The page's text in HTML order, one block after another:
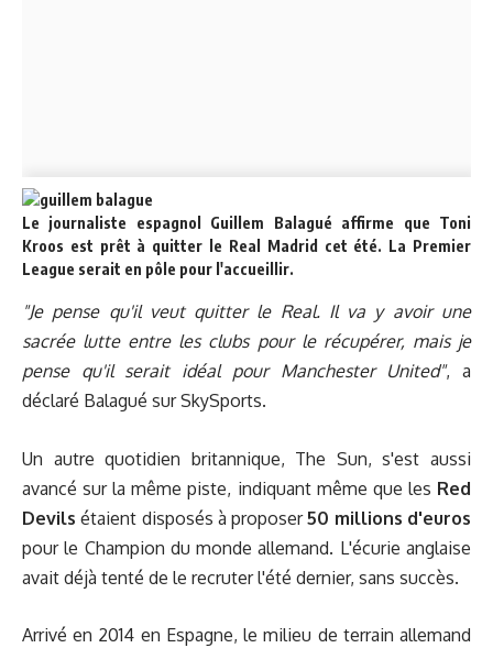
Le journaliste espagnol Guillem Balagué affirme que Toni
Kroos est prêt à quitter le Real Madrid cet été. La Premier
League serait en pôle pour l'accueillir.
"Je pense qu'il veut quitter le Real. Il va y avoir une
sacrée lutte entre les clubs pour le récupérer, mais je
pense qu'il serait idéal pour Manchester United", a
déclaré Balagué sur SkySports.
Un autre quotidien britannique, The Sun, s'est aussi
avancé sur la même piste, indiquant même que les Red
Devils étaient disposés à proposer50 millions d'euros
pour le Champion du monde allemand. L'écurie anglaise
avait déjà tenté de le recruter l'été dernier, sans succès.
Arrivé en 2014 en Espagne, le milieu de terrain allemand